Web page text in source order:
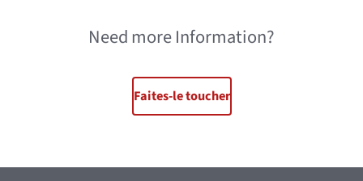
Need more Information?
Faites-le toucher